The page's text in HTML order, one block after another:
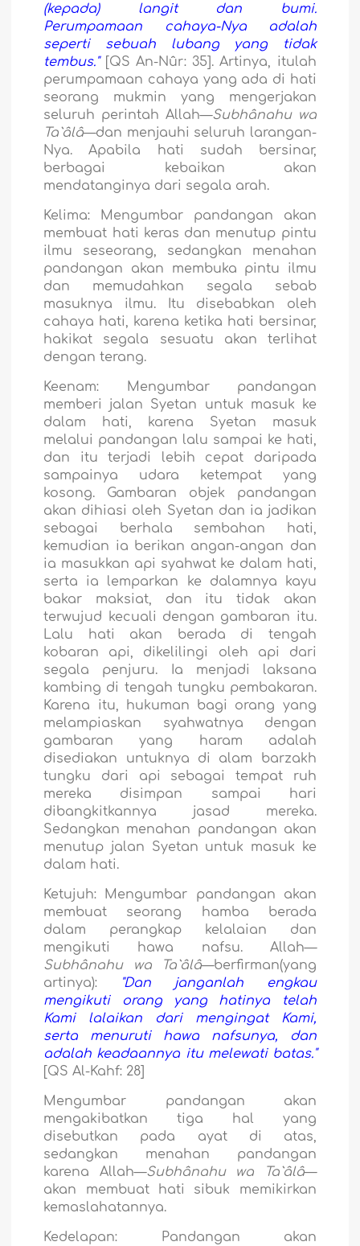
(kepada) langit dan bumi.
Perumpamaan cahaya-Nya adalah
seperti sebuah lubang yang tidak
tembus."
[QS An-Nûr: 35]. Artinya, itulah
perumpamaan cahaya yang ada di hati
seorang mukmin yang mengerjakan
seluruh perintah Allah—Subhânahu wa
Ta`âlâ—dan menjauhi seluruh larangan-
Nya. Apabila hati sudah bersinar,
berbagai kebaikan akan
mendatanginya dari segala arah.
Kelima: Mengumbar pandangan akan
membuat hati keras dan menutup pintu
ilmu seseorang, sedangkan menahan
pandangan akan membuka pintu ilmu
dan memudahkan segala sebab
masuknya ilmu. Itu disebabkan oleh
cahaya hati, karena ketika hati bersinar,
hakikat segala sesuatu akan terlihat
dengan terang.
Keenam: Mengumbar pandangan
memberi jalan Syetan untuk masuk ke
dalam hati, karena Syetan masuk
melalui pandangan lalu sampai ke hati,
dan itu terjadi lebih cepat daripada
sampainya udara ketempat yang
kosong. Gambaran objek pandangan
akan dihiasi oleh Syetan dan ia jadikan
sebagai berhala sembahan hati,
kemudian ia berikan angan-angan dan
ia masukkan api syahwat ke dalam hati,
serta ia lemparkan ke dalamnya kayu
bakar maksiat, dan itu tidak akan
terwujud kecuali dengan gambaran itu.
Lalu hati akan berada di tengah
kobaran api, dikelilingi oleh api dari
segala penjuru. Ia menjadi laksana
kambing di tengah tungku pembakaran.
Karena itu, hukuman bagi orang yang
melampiaskan syahwatnya dengan
gambaran yang haram adalah
disediakan untuknya di alam barzakh
tungku dari api sebagai tempat ruh
mereka disimpan sampai hari
dibangkitkannya jasad mereka.
Sedangkan menahan pandangan akan
menutup jalan Syetan untuk masuk ke
dalam hati.
Ketujuh: Mengumbar pandangan akan
membuat seorang hamba berada
dalam perangkap kelalaian dan
mengikuti hawa nafsu. Allah—
Subhânahu wa Ta`âlâ—berfirman(yang
artinya): "Dan janganlah engkau
mengikuti orang yang hatinya telah
Kami lalaikan dari mengingat Kami,
serta menuruti hawa nafsunya, dan
adalah keadaannya itu melewati batas."
[QS Al-Kahf: 28]
Mengumbar pandangan akan
mengakibatkan tiga hal yang
disebutkan pada ayat di atas,
sedangkan menahan pandangan
karena Allah—Subhânahu wa Ta`âlâ—
akan membuat hati sibuk memikirkan
kemaslahatannya.
Kedelapan: Pandangan akan